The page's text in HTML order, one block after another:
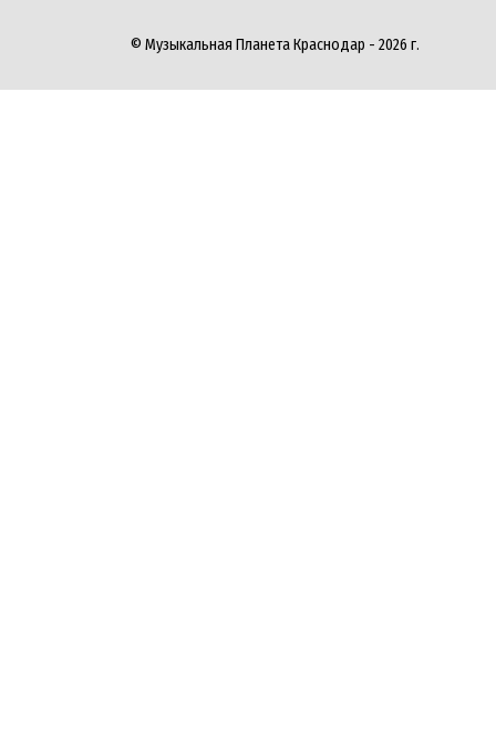
© Музыкальная Планета Краснодар - 2026 г.